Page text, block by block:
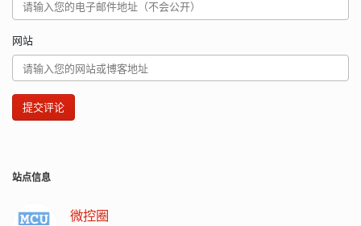
网站
提交评论
站点信息
微控圈